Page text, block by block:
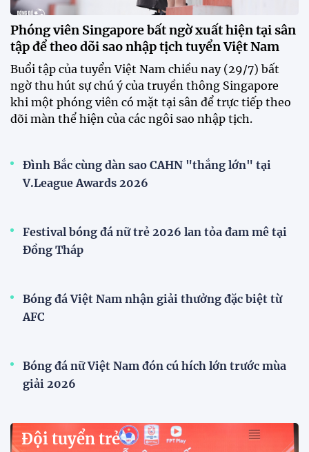
CLB Sông Lam Nghệ An chính thức có nhà tài trợ
mới
Tiền đạo Đình Bắc chốt tương lai sau tin đồn sang
Nhật Bản thi đấu
ĐKVĐ Cúp Quốc gia chiêu mộ sao trẻ của ĐT Việt
Đội tuyển Việt Nam
Xã Hùng Châu tưng bừng khai mạc giải bóng đá
truyền thống lần thứ VI